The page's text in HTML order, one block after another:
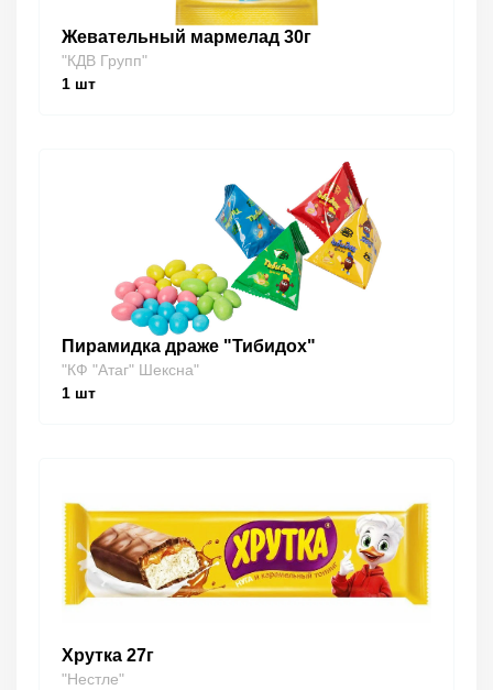
Жевательный мармелад 30г
"КДВ Групп"
1 шт
Пирамидка драже "Тибидох"
"КФ "Атаг" Шексна"
1 шт
Хрутка 27г
"Нестле"